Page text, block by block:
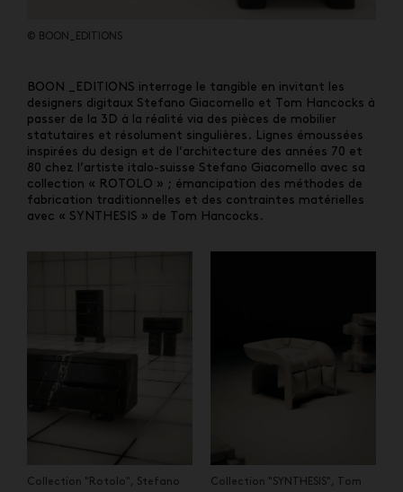
© BOON_EDITIONS
BOON _EDITIONS interroge le tangible en invitant les
designers digitaux Stefano Giacomello et Tom Hancocks à
passer de la 3D à la réalité via des pièces de mobilier
statutaires et résolument singulières. Lignes émoussées
inspirées du design et de l’architecture des années 70 et
80 chez l’artiste italo-suisse Stefano Giacomello avec sa
collection « ROTOLO » ; émancipation des méthodes de
fabrication traditionnelles et des contraintes matérielles
avec « SYNTHESIS » de Tom Hancocks.
Collection "Rotolo", Stefano
Collection "SYNTHESIS", Tom